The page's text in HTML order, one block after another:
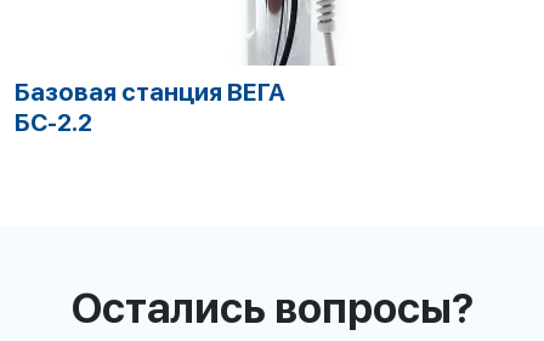
Базовая станция ВЕГА
БС-2.2
Остались вопросы?